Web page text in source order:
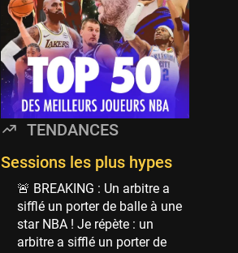
Golden State Warriors
113 sessions
Denver Nuggets
106 sessions
WNBA
97 sessions
Philadelphia Sixers
89 sessions
Milwaukee Bucks
82 sessions
Hoop Culture
73 sessions
TENDANCES
Sessions les plus hypes
🚨 BREAKING : Un arbitre a
sifflé un porter de balle à une
star NBA ! Je répète : un
arbitre a sifflé un porter de